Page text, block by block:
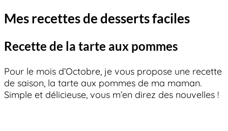
Mes recettes de desserts faciles
Recette de la tarte aux pommes
Pour le mois d’Octobre, je vous propose une recette
de saison, la tarte aux pommes de ma maman.
Simple et délicieuse, vous m’en direz des nouvelles !